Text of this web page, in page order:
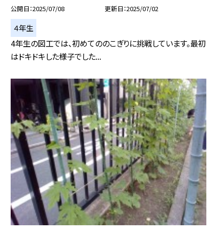
公開日 2025/07/08 更新日 2025/07/02
４年生
4年生の図工では、初めてののこぎりに挑戦しています。最初
はドキドキした様子でした...